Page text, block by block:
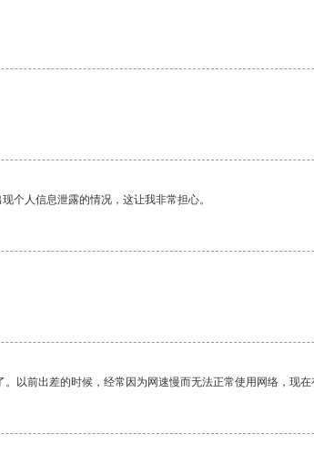
个人信息泄露的情况，这让我非常担心。
前出差的时候，经常因为网速慢而无法正常使用网络，现在